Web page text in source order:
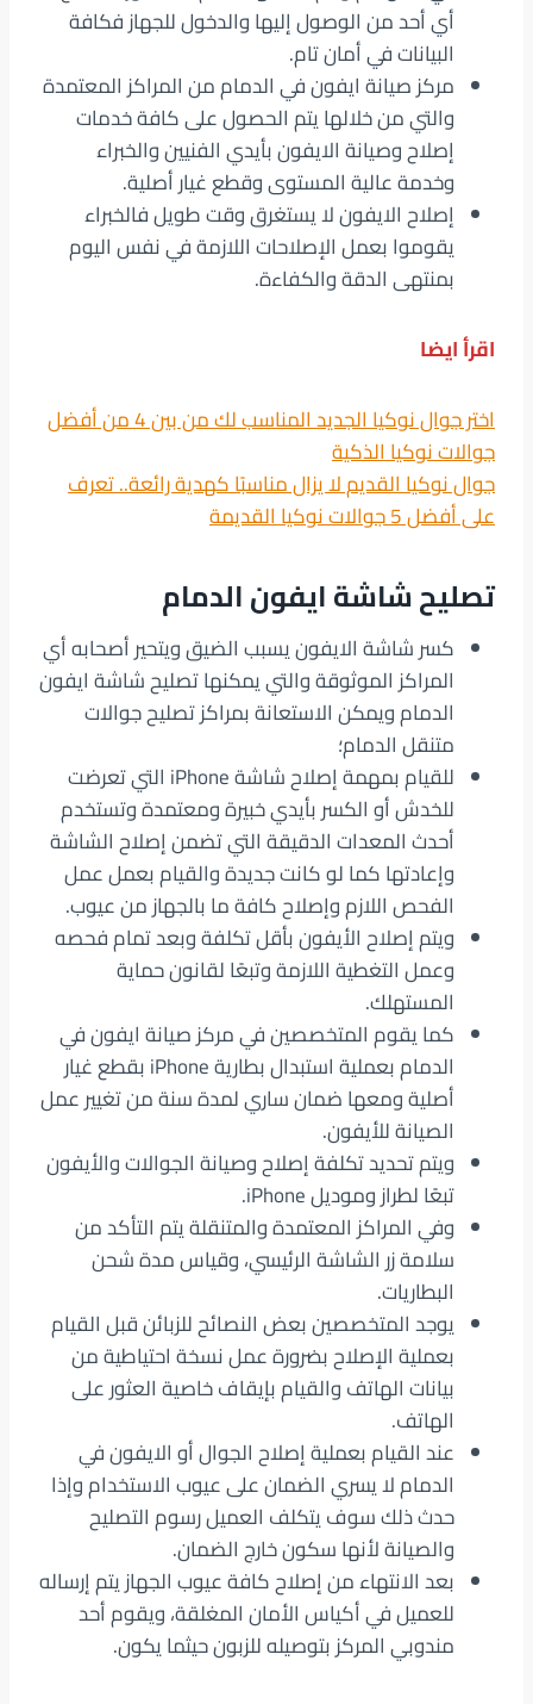
أي أحد من الوصول إليها والدخول للجهاز فكافة
البيانات في أمان تام.
مركز صيانة ايفون في الدمام من المراكز المعتمدة
والتي من خلالها يتم الحصول على كافة خدمات
إصلاح وصيانة الايفون بأيدي الفنيين والخبراء
وخدمة عالية المستوى وقطع غيار أصلية.
إصلاح الايفون لا يستغرق وقت طويل فالخبراء
يقوموا بعمل الإصلاحات اللازمة في نفس اليوم
بمنتهى الدقة والكفاءة.
اقرأ ايضا
اختر جوال نوكيا الجديد المناسب لك من بين 4 من أفضل
جوالات نوكيا الذكية
جوال نوكيا القديم لا يزال مناسبًا كهدية رائعة.. تعرف
على أفضل 5 جوالات نوكيا القديمة
تصليح شاشة ايفون الدمام
كسر شاشة الايفون يسبب الضيق ويتحير أصحابه أي
المراكز الموثوقة والتي يمكنها تصليح شاشة ايفون
الدمام ويمكن الاستعانة بمراكز تصليح جوالات
متنقل الدمام؛
للقيام بمهمة إصلاح شاشة iPhone التي تعرضت
للخدش أو الكسر بأيدي خبيرة ومعتمدة وتستخدم
أحدث المعدات الدقيقة التي تضمن إصلاح الشاشة
وإعادتها كما لو كانت جديدة والقيام بعمل عمل
الفحص اللازم وإصلاح كافة ما بالجهاز من عيوب.
ويتم إصلاح الأيفون بأقل تكلفة وبعد تمام فحصه
وعمل التغطية اللازمة وتبعًا لقانون حماية
المستهلك.
كما يقوم المتخصصين في مركز صيانة ايفون في
الدمام بعملية استبدال بطارية iPhone بقطع غيار
أصلية ومعها ضمان ساري لمدة سنة من تغيير عمل
الصيانة للأيفون.
ويتم تحديد تكلفة إصلاح وصيانة الجوالات والأيفون
تبعًا لطراز وموديل iPhone.
وفي المراكز المعتمدة والمتنقلة يتم التأكد من
سلامة زر الشاشة الرئيسي، وقياس مدة شحن
البطاريات.
يوجد المتخصصين بعض النصائح للزبائن قبل القيام
بعملية الإصلاح بضرورة عمل نسخة احتياطية من
بيانات الهاتف والقيام بإيقاف خاصية العثور على
الهاتف.
عند القيام بعملية إصلاح الجوال أو الايفون في
الدمام لا يسري الضمان على عيوب الاستخدام وإذا
حدث ذلك سوف يتكلف العميل رسوم التصليح
والصيانة لأنها سكون خارج الضمان.
بعد الانتهاء من إصلاح كافة عيوب الجهاز يتم إرساله
للعميل في أكياس الأمان المغلقة، ويقوم أحد
مندوبي المركز بتوصيله للزبون حيثما يكون.